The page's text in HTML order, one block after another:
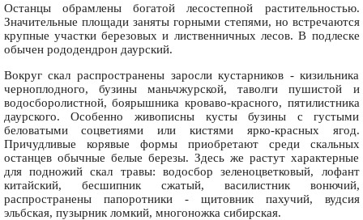
Останцы обрамлены богатой лесостепной растительностью.
Значительные площади заняты горными степями, но встречаются
крупные участки березовых и лиственничных лесов. В подлеске
обычен рододендрон даурский.
Вокруг скал распространены заросли кустарников - кизильника
черноплодного, бузины маньчжурской, таволги пушистой и
водосборолистной, боярышника кроваво-красного, пятилистника
даурского. Особенно живописны кусты бузины с густыми
беловатыми соцветиями или кистями ярко-красных ягод.
Причудливые корявые формы приобретают среди скальных
останцев обычные белые березы. Здесь же растут характерные
для подножий скал травы: водосбор зеленоцветковый, лофант
китайский, бесшипник сжатый, василистник вонючий,
распространены папоротники - щитовник пахучий, вудсия
эльбская, пузырник ломкий, многоножка сибирская.